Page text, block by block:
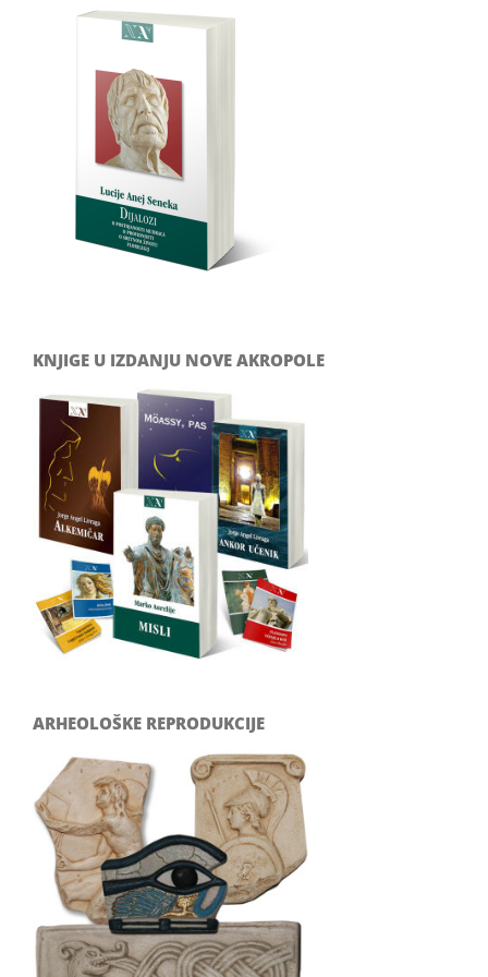
KNJIGE U IZDANJU NOVE AKROPOLE
ARHEOLOŠKE REPRODUKCIJE